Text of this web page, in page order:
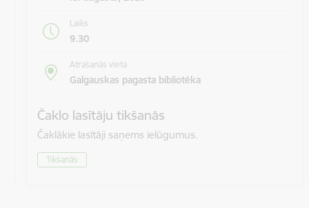
Laiks
9.30
Atrašanās vieta
Galgauskas pagasta bibliotēka
Čaklo lasītāju tikšanās
Čaklākie lasītāji saņems ielūgumus.
Tikšanās